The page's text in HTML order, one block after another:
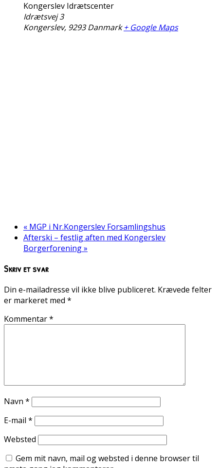
Kongerslev Idrætscenter
Idrætsvej 3
Kongerslev, 9293 Danmark + Google Maps
« MGP i Nr.Kongerslev Forsamlingshus
Afterski – festlig aften med Kongerslev
Borgerforening»
Skriv et svar
Din e-mailadresse vil ikke blive publiceret. Krævede felter
er markeret med *
Kommentar*
Navn *
E-mail *
Websted
Gem mit navn, mail og websted i denne browser til